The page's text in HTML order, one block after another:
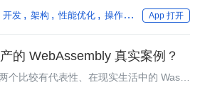
服务，其中包括CyanogenMod系统，也
统。本期周报为大家带来了Android
开发 架构 性能优化 操作系统 编程语言
App 打开
的 WebAssembly 真实案例？
个比较有代表性、在现实生活中的 Wasm